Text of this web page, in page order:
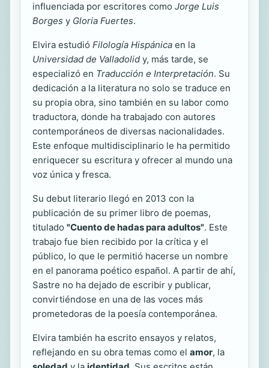
influenciada por escritores como Jorge Luis
Borges y Gloria Fuertes.
Elvira estudió Filología Hispánica en la
Universidad de Valladolid y, más tarde, se
especializó en Traducción e Interpretación. Su
dedicación a la literatura no solo se traduce en
su propia obra, sino también en su labor como
traductora, donde ha trabajado con autores
contemporáneos de diversas nacionalidades.
Este enfoque multidisciplinario le ha permitido
enriquecer su escritura y ofrecer al mundo una
voz única y fresca.
Su debut literario llegó en 2013 con la
publicación de su primer libro de poemas,
titulado "Cuento de hadas para adultos". Este
trabajo fue bien recibido por la crítica y el
público, lo que le permitió hacerse un nombre
en el panorama poético español. A partir de ahí,
Sastre no ha dejado de escribir y publicar,
convirtiéndose en una de las voces más
prometedoras de la poesía contemporánea.
Elvira también ha escrito ensayos y relatos,
reflejando en su obra temas como el amor, la